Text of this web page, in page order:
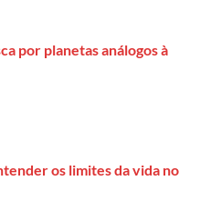
por planetas análogos à
os limites da vida no